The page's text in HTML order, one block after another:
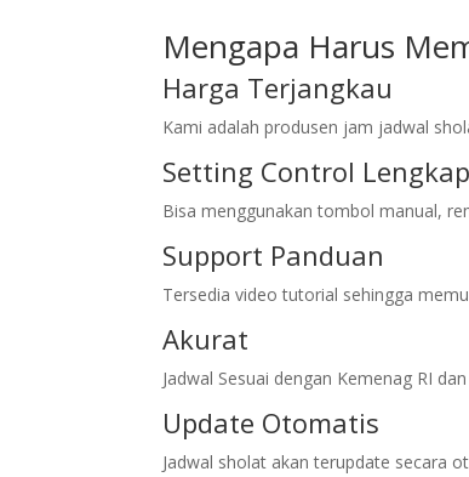
Mengapa Harus
Harga Terjangkau
Kami adalah produsen jam jadwal
Setting Control Lengkap
Bisa menggunakan tombol manual,
Support Panduan
Tersedia video tutorial sehingga
Akurat
Jadwal Sesuai dengan Kemenag RI
Update Otomatis
Jadwal sholat akan terupdate secara